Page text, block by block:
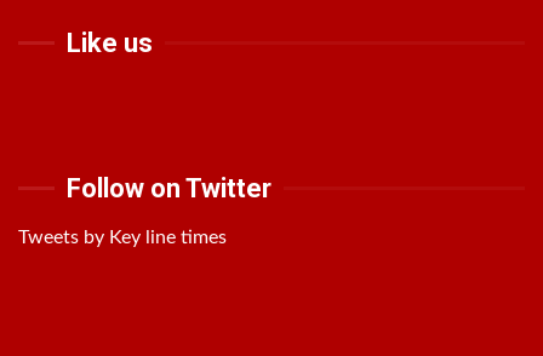
Like us
Follow on Twitter
Tweets by Key line times